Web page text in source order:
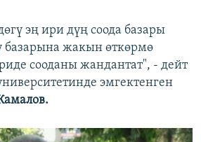
эң ири дүң соода базары
базарына жакын өткөрмө
сооданы жандантат", - дейт
эмгектенген